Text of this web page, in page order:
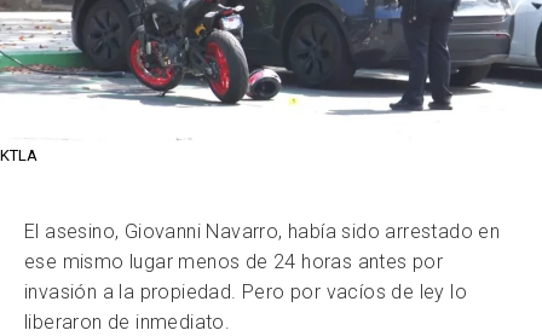
KTLA
El asesino, Giovanni Navarro, había sido arrestado en
ese mismo lugar menos de 24 horas antes por
invasión a la propiedad. Pero por vacíos de ley lo
liberaron de inmediato.